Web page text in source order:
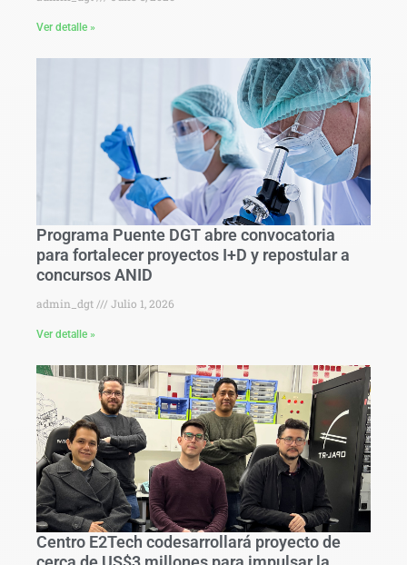
Ver detalle »
Programa Puente DGT abre convocatoria
para fortalecer proyectos I+D y repostular a
concursos ANID
admin_dgt Julio 1, 2026
Ver detalle »
Centro E2Tech codesarrollará proyecto de